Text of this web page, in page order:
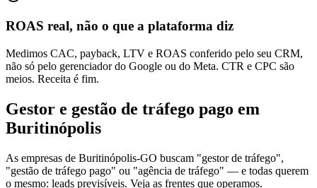
ROAS real, não o que a plataforma diz
Medimos CAC, payback, LTV e ROAS conferido pelo seu CRM,
não só pelo gerenciador do Google ou do Meta. CTR e CPC são
meios. Receita é fim.
Gestor e gestão de tráfego pago em
Buritinópolis
As empresas de Buritinópolis-GO buscam "gestor de tráfego",
"gestão de tráfego pago" ou "agência de tráfego" — e todas querem
o mesmo: leads previsíveis. Veja as frentes que operamos.